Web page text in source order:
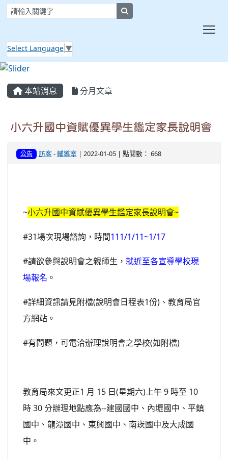
Select Language ▼
本站消息 分月文章
小六升國中資賦優異學生鑑定家長說明會
公告 訪客-輔導室 | 2022-01-05 | 點閱數： 668
~小六升國中資賦優異學生鑑定家長說明會~
#31場次現場諮詢，時間111/1/11~1/17
#請欲參與說明會之親師生， 就近至各宣導學校現
場報名 。
#詳細資訊請見附檔(說明會日程表1份)、教育局官
方網站。
#有問題，可電洽辦理說明會之學校(如附檔)
教育局來文更正1 月 15 日(星期六)上午 9 時至 10
時 30 分辦理地點應為--建國國中、內壢國中、平鎮
國中、龍潭國中、東興國中、南崁國中及大成國
中。